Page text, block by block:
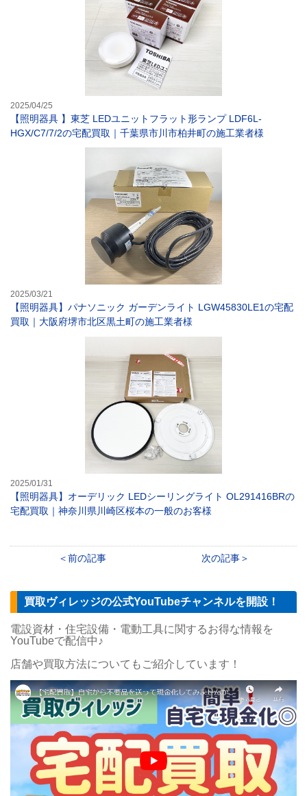
2025/04/25
【照明器具 】東芝 LEDユニットフラット形ランプ LDF6L-
HGX/C7/7/2の宅配買取｜千葉県市川市柏井町の施工業者様
2025/03/21
【照明器具】パナソニック ガーデンライト LGW45830LE1の宅配
買取｜大阪府堺市北区黒土町の施工業者様
2025/01/31
【照明器具】オーデリック LEDシーリングライト OL291416BRの
宅配買取｜神奈川県川崎区桜本の一般のお客様
前の記事 次の記事
買取ヴィレッジの公式YouTubeチャンネルを開設！
電設資材・住宅設備・電動工具に関するお得な情報を
YouTubeで配信中♪
店舗や買取方法についてもご紹介しています！